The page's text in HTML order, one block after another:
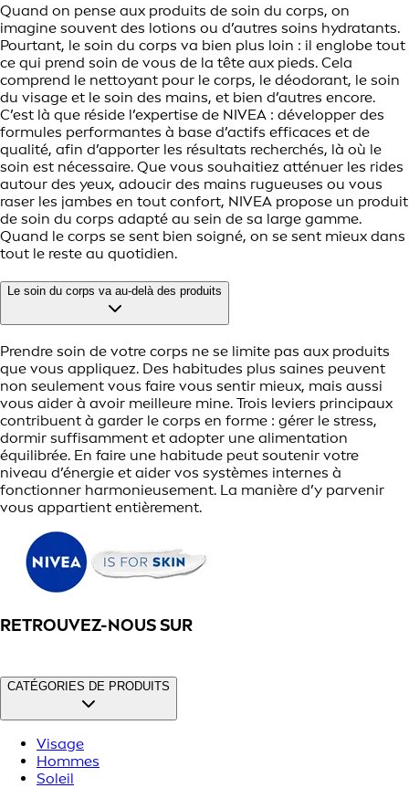
Quand on pense aux produits de soin du corps, on
imagine souvent des lotions ou d’autres soins hydratants.
Pourtant, le soin du corps va bien plus loin : il englobe tout
ce qui prend soin de vous de la tête aux pieds. Cela
comprend le nettoyant pour le corps, le déodorant, le soin
du visage et le soin des mains, et bien d’autres encore.
C’est là que réside l’expertise de NIVEA : développer des
formules performantes à base d’actifs efficaces et de
qualité, afin d’apporter les résultats recherchés, là où le
soin est nécessaire. Que vous souhaitiez atténuer les rides
autour des yeux, adoucir des mains rugueuses ou vous
raser les jambes en tout confort, NIVEA propose un produit
de soin du corps adapté au sein de sa large gamme.
Quand le corps se sent bien soigné, on se sent mieux dans
tout le reste au quotidien.
Le soin du corps va au-delà des produits
Prendre soin de votre corps ne se limite pas aux produits
que vous appliquez. Des habitudes plus saines peuvent
non seulement vous faire vous sentir mieux, mais aussi
vous aider à avoir meilleure mine. Trois leviers principaux
contribuent à garder le corps en forme : gérer le stress,
dormir suffisamment et adopter une alimentation
équilibrée. En faire une habitude peut soutenir votre
niveau d’énergie et aider vos systèmes internes à
fonctionner harmonieusement. La manière d’y parvenir
vous appartient entièrement.
RETROUVEZ-NOUS SUR
CATÉGORIES DE PRODUITS
Visage
Hommes
Soleil